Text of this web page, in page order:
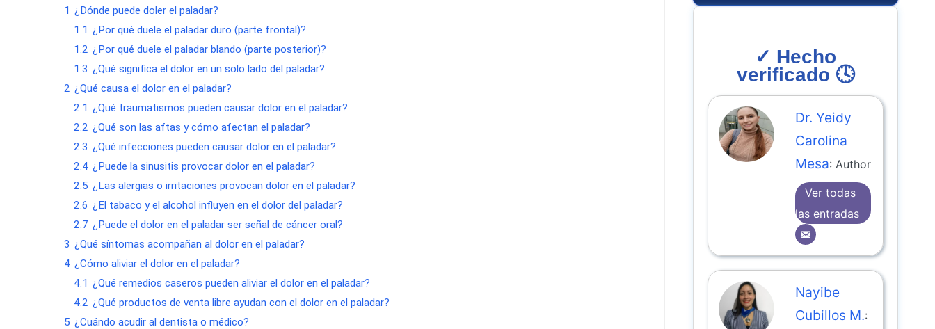
1 ¿Dónde puede doler el paladar?
1.1 ¿Por qué duele el paladar duro (parte frontal)?
1.2 ¿Por qué duele el paladar blando (parte posterior)?
1.3 ¿Qué significa el dolor en un solo lado del paladar?
2 ¿Qué causa el dolor en el paladar?
2.1 ¿Qué traumatismos pueden causar dolor en el paladar?
2.2 ¿Qué son las aftas y cómo afectan el paladar?
2.3 ¿Qué infecciones pueden causar dolor en el paladar?
2.4 ¿Puede la sinusitis provocar dolor en el paladar?
2.5 ¿Las alergias o irritaciones provocan dolor en el paladar?
2.6 ¿El tabaco y el alcohol influyen en el dolor del paladar?
2.7 ¿Puede el dolor en el paladar ser señal de cáncer oral?
3 ¿Qué síntomas acompañan al dolor en el paladar?
4 ¿Cómo aliviar el dolor en el paladar?
4.1 ¿Qué remedios caseros pueden aliviar el dolor en el paladar?
4.2 ¿Qué productos de venta libre ayudan con el dolor en el paladar?
5 ¿Cuándo acudir al dentista o médico?
✓ Hecho
verificado 🕓
Dr. Yeidy
Carolina
Mesa: Author
Ver todas
las entradas
Nayibe
Cubillos M.: